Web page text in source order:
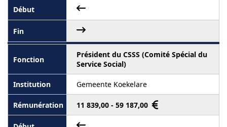
Président du CSSS (Comité Spécial du
Service Social)
Gemeente Koekelare
11 839,00 - 59 187,00